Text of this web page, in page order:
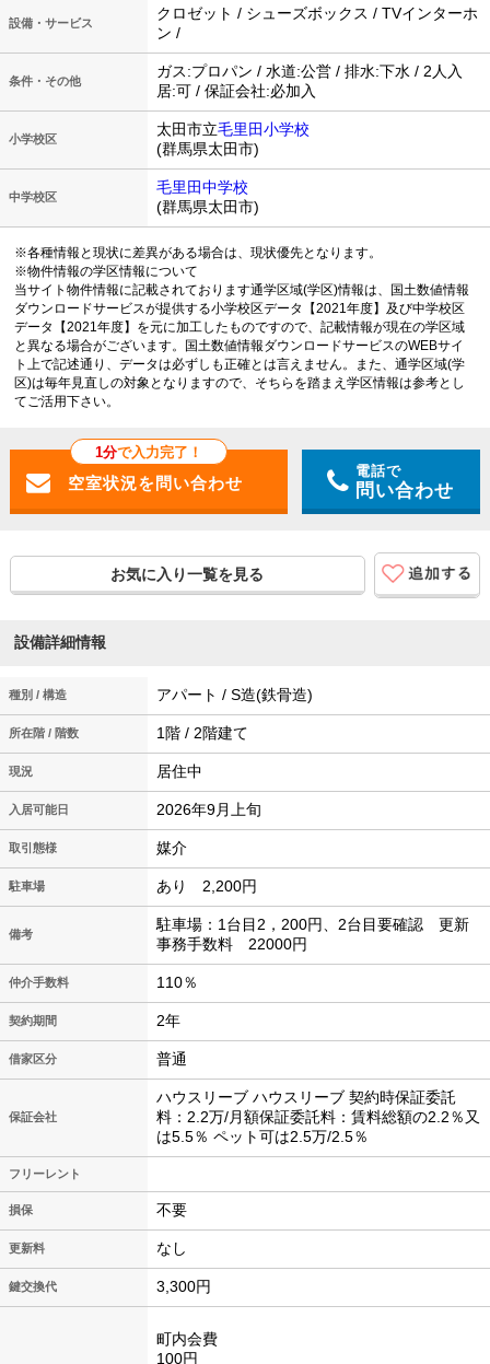
設備・サービス
クロゼット / シューズボックス / TVインターホ
ン /
条件・その他
ガス:プロパン / 水道:公営 / 排水:下水 / 2人入
居:可 / 保証会社:必加入
小学校区
太田市立毛里田小学校
(群馬県太田市)
中学校区
毛里田中学校
(群馬県太田市)
※各種情報と現状に差異がある場合は、現状優先となります。
※物件情報の学区情報について
当サイト物件情報に記載されております通学区域(学区)情報は、国土数値情報
ダウンロードサービスが提供する小学校区データ【2021年度】及び中学校区
データ【2021年度】を元に加工したものですので、記載情報が現在の学区域
と異なる場合がございます。国土数値情報ダウンロードサービスのWEBサイ
ト上で記述通り、データは必ずしも正確とは言えません。また、通学区域(学
区)は毎年見直しの対象となりますので、そちらを踏まえ学区情報は参考とし
てご活用下さい。
1分で入力完了！
電話で
問い合わせ
お気に入り一覧を見る
設備詳細情報
種別 / 構造 アパート / S造(鉄骨造)
所在階 / 階数 1階 / 2階建て
現況 居住中
入居可能日 2026年9月上旬
取引態様 媒介
駐車場 あり 2,200円
備考
駐車場：1台目2，200円、2台目要確認 更新
事務手数料 22000円
仲介手数料 110％
契約期間 2年
借家区分 普通
保証会社
ハウスリーブ ハウスリーブ 契約時保証委託
料：2.2万/月額保証委託料：賃料総額の2.2％又
は5.5％ ペット可は2.5万/2.5％
フリーレント
損保 不要
更新料 なし
鍵交換代 3,300円
町内会費
100円